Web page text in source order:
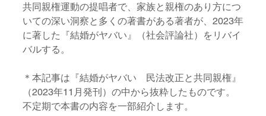
共同親権運動の提唱者で、家族と親権のあり方につ
いての深い洞察と多くの著書がある著者が、2023年
に著した『結婚がヤバい』（社会評論社）をリバイ
バルする。
＊本記事は『結婚がヤバい　民法改正と共同親権』
（2023年11月発刊）の中から抜粋したものです。
不定期で本書の内容を一部紹介します。